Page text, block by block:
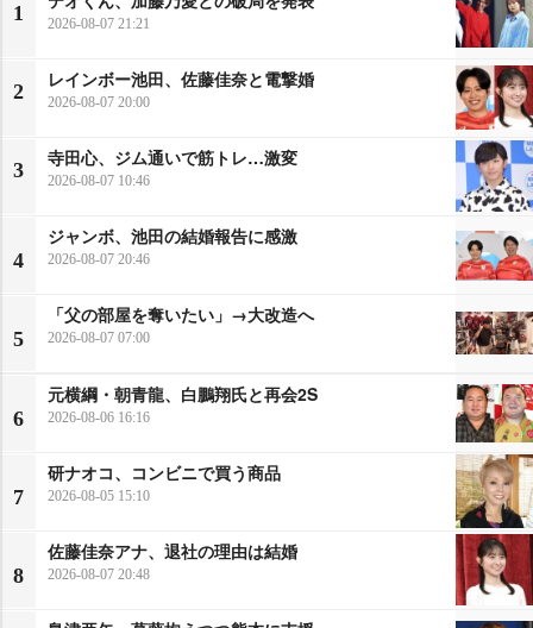
1 2026-08-07 21:21
2
レインボー池田、佐藤佳奈と電撃婚
2026-08-07 20:00
3
寺田心、ジム通いで筋トレ…激変
2026-08-07 10:46
4
ジャンボ、池田の結婚報告に感激
2026-08-07 20:46
5
「父の部屋を奪いたい」→大改造へ
2026-08-07 07:00
6
元横綱・朝青龍、白鵬翔氏と再会2S
2026-08-06 16:16
7
研ナオコ、コンビニで買う商品
2026-08-05 15:10
8
佐藤佳奈アナ、退社の理由は結婚
2026-08-07 20:48